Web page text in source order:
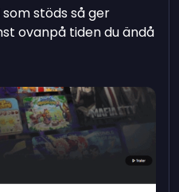
stöds så ger
ovanpå tiden du ändå